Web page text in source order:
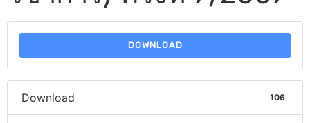
DOWNLOAD
Download 106